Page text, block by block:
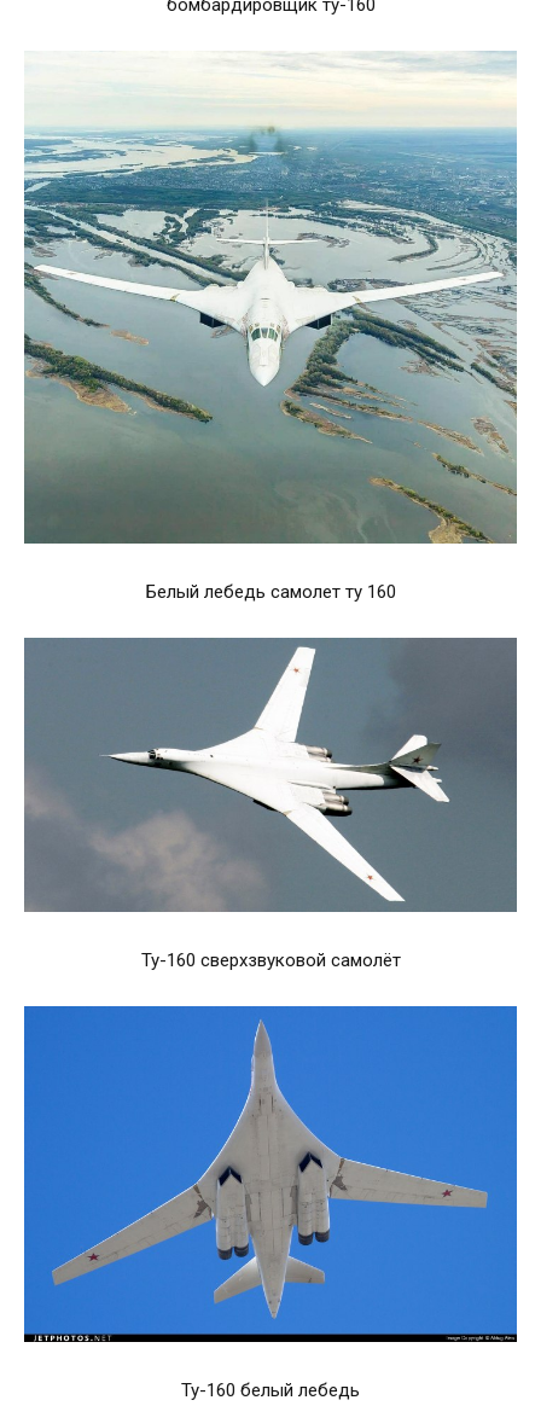
бомбардировщик ту-160
Белый лебедь самолет ту 160
Ту-160 сверхзвуковой самолёт
Ту-160 белый лебедь